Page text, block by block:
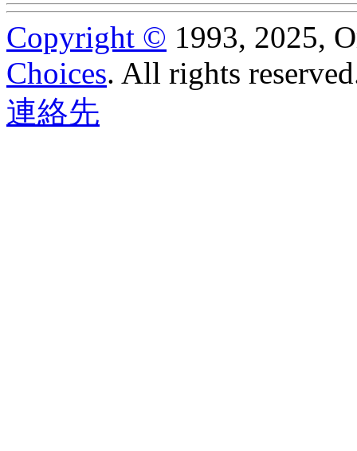
Copyright © 1993, 2025,
Choices. All rights
連絡先